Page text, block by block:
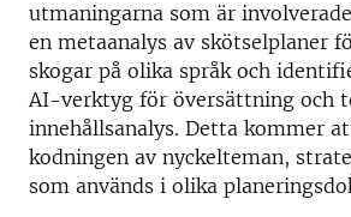
utmaningarna som är
en metaanalys av skötselplaner
skogar på olika språk och
AI-verktyg för översättning och
innehållsanalys. Detta kommer
kodningen av nyckelteman,
som används i olika